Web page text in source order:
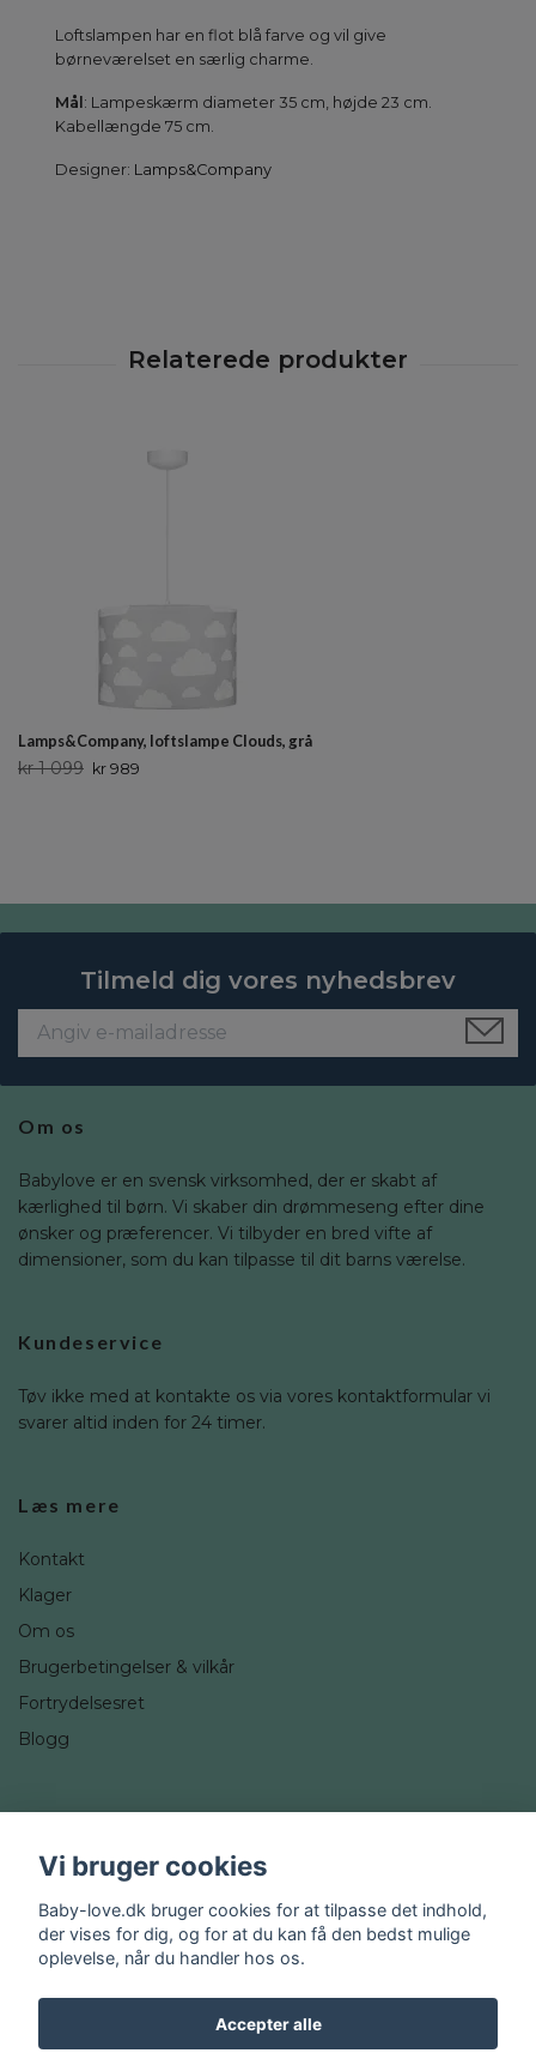
Loftslampen har en flot blå farve og vil give
børneværelset en særlig charme.
Mål : Lampeskærm diameter 35 cm, højde 23 cm.
Kabellængde 75 cm.
Designer: Lamps&Company
Lamps&Company, loftslampe Clouds, grå
kr 1 099 kr 989
Tilmeld dig vores nyhedsbrev
Om os
Babylove er en svensk virksomhed, der er skabt af
kærlighed til børn. Vi skaber din drømmeseng efter dine
ønsker og præferencer. Vi tilbyder en bred vifte af
dimensioner, som du kan tilpasse til dit barns værelse.
Kundeservice
Tøv ikke med at kontakte os via vores kontaktformular vi
svarer altid inden for 24 timer.
Læs mere
Kontakt
Klager
Om os
Brugerbetingelser & vilkår
Fortrydelsesret
Blogg
Instagram
Vi bruger cookies
Baby-love.dk bruger cookies for at tilpasse det indhold,
der vises for dig, og for at du kan få den bedst mulige
oplevelse, når du handler hos os.
Accepter alle